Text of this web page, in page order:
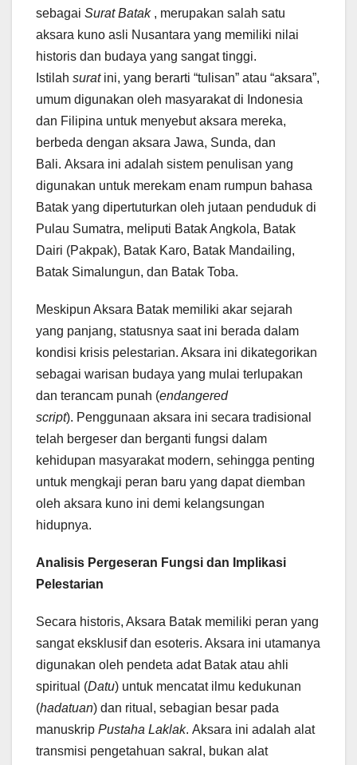
sebagai Surat Batak, merupakan salah satu
aksara kuno asli Nusantara yang memiliki nilai
historis dan budaya yang sangat tinggi.
Istilah suratini, yang berarti “tulisan” atau “aksara”,
umum digunakan oleh masyarakat di Indonesia
dan Filipina untuk menyebut aksara mereka,
berbeda dengan aksara Jawa, Sunda, dan
Bali. Aksara ini adalah sistem penulisan yang
digunakan untuk merekam enam rumpun bahasa
Batak yang dipertuturkan oleh jutaan penduduk di
Pulau Sumatra, meliputi Batak Angkola, Batak
Dairi (Pakpak), Batak Karo, Batak Mandailing,
Batak Simalungun, dan Batak Toba.
Meskipun Aksara Batak memiliki akar sejarah
yang panjang, statusnya saat ini berada dalam
kondisi krisis pelestarian. Aksara ini dikategorikan
sebagai warisan budaya yang mulai terlupakan
dan terancam punah (endangered
script). Penggunaan aksara ini secara tradisional
telah bergeser dan berganti fungsi dalam
kehidupan masyarakat modern, sehingga penting
untuk mengkaji peran baru yang dapat diemban
oleh aksara kuno ini demi kelangsungan
hidupnya.
Analisis Pergeseran Fungsi dan Implikasi
Pelestarian
Secara historis, Aksara Batak memiliki peran yang
sangat eksklusif dan esoteris. Aksara ini utamanya
digunakan oleh pendeta adat Batak atau ahli
spiritual (Datu) untuk mencatat ilmu kedukunan
(hadatuan) dan ritual, sebagian besar pada
manuskrip Pustaha Laklak. Aksara ini adalah alat
transmisi pengetahuan sakral, bukan alat